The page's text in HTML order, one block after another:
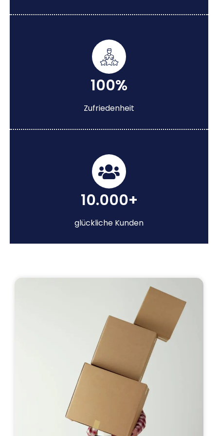
100%
Zufriedenheit
10.000+
glückliche Kunden